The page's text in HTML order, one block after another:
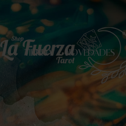
TIENDA NOVEDADES